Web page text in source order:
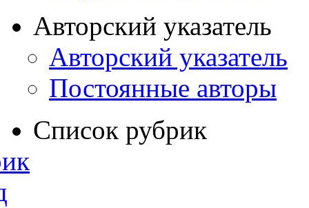
Авторский указатель
Авторский указатель
Постоянные авторы
Список рубрик